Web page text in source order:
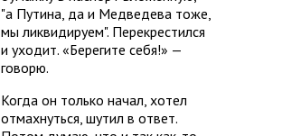
"а Путина, да и Медведева тоже,
мы ликвидируем". Перекрестился
и уходит. «Берегите себя!» —
говорю.
Когда он только начал, хотел
отмахнуться, шутил в ответ.